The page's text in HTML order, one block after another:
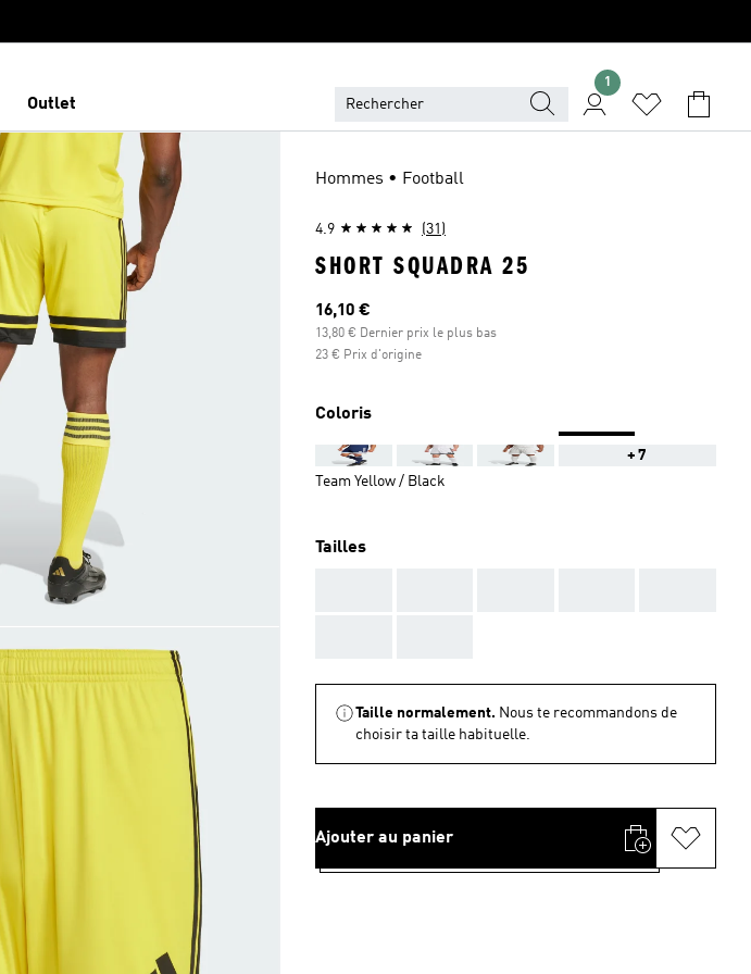
Outlet
Hommes • Football
4.9 (31)
SHORT SQUADRA 25
Prix actuel
16,10 €
13,80 € Dernier prix le plus bas
23 € Prix d'origine
Coloris
+7
Team Yellow / Black
Tailles
Taille normalement. Nous te recommandons de
choisir ta taille habituelle.
Ajouter au panier